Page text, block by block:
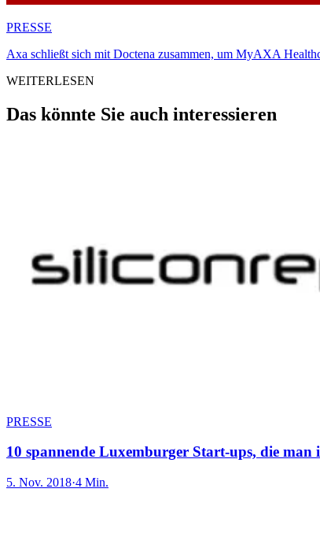
PRESSE
Axa schließt sich mit Doctena zusammen, um MyAXA
WEITERLESEN
Das könnte Sie auch interessieren
PRESSE
10 spannende Luxemburger Start-ups, die
5. Nov. 2018·4 Min.